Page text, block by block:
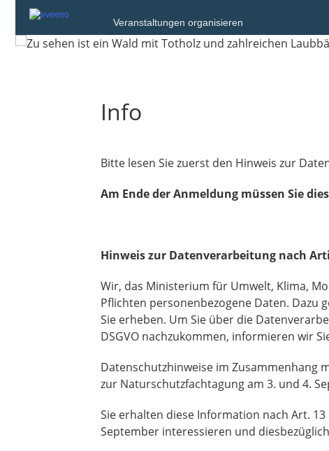
Veranstaltungen organisieren
Info
Bitte lesen Sie zuerst den Hinweis zur
Am Ende der Anmeldung müssen Sie
Hinweis zur Datenverarbeitung nach
Wir, das Ministerium für Umwelt, Klima,
Pflichten personenbezogene Daten. Dazu
Sie erheben. Um Sie über die
DSGVO nachzukommen, informieren wir
Datenschutzhinweise im Zusammenhang
zur Naturschutzfachtagung am 3. und 4.
Sie erhalten diese Information nach Art.
September interessieren und